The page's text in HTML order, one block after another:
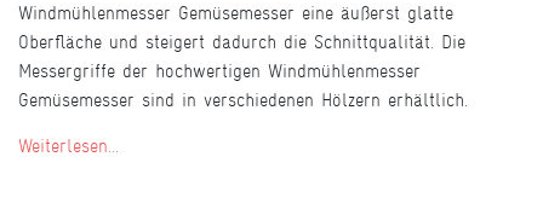
Windmühlenmesser Gemüsemesser eine äußerst glatte
Oberfläche und steigert dadurch die Schnittqualität. Die
Messergriffe der hochwertigen Windmühlenmesser
Gemüsemesser sind in verschiedenen Hölzern erhältlich.
Weiterlesen...